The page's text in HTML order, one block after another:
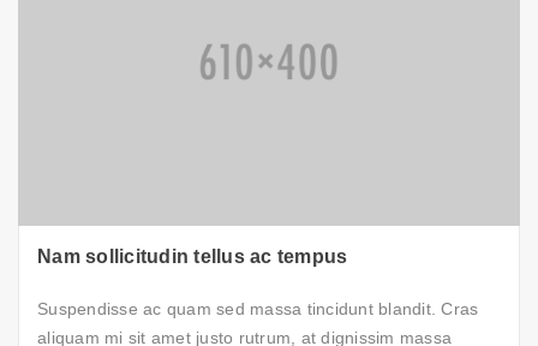
Nam sollicitudin tellus ac tempus
Suspendisse ac quam sed massa tincidunt blandit. Cras
aliquam mi sit amet justo rutrum, at dignissim massa